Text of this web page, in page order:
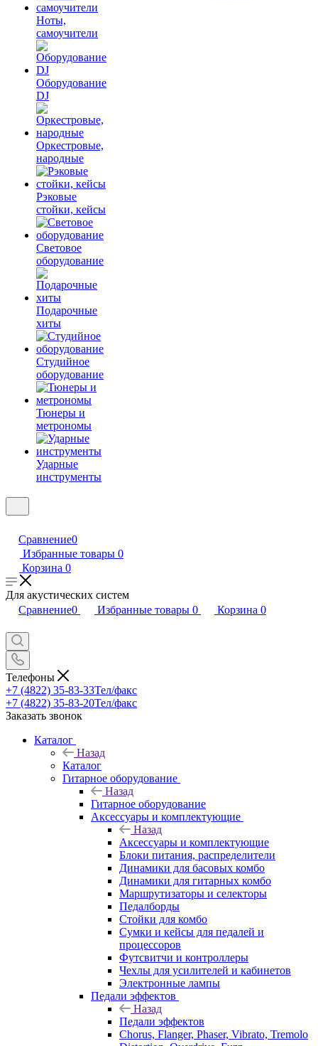
Ноты,
самоучители
Оборудование
DJ
Оркестровые,
народные
Рэковые
стойки, кейсы
Световое
оборудование
Подарочные
хиты
Студийное
оборудование
Тюнеры и
метрономы
Ударные
инструменты
Сравнение0
Избранные товары 0
Корзина 0
Для акустических систем
Сравнение0 Избранные товары 0 Корзина 0
Телефоны
+7 (4822) 35-83-33Тел/факс
+7 (4822) 35-83-20Тел/факс
Заказать звонок
Каталог
Назад
Каталог
Гитарное оборудование
Назад
Гитарное оборудование
Аксессуары и комплектующие
Назад
Аксессуары и комплектующие
Блоки питания, распределители
Динамики для басовых комбо
Динамики для гитарных комбо
Маршрутизаторы и селекторы
Педалборды
Стойки для комбо
Сумки и кейсы для педалей и
процессоров
Футсвитчи и контроллеры
Чехлы для усилителей и кабинетов
Электронные лампы
Педали эффектов
Назад
Педали эффектов
Chorus, Flanger, Phaser, Vibrato, Tremolo